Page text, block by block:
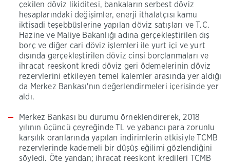
çekilen döviz likiditesi, bankaların serbest döviz
hesaplarındaki değişimler, enerji ithalatçısı kamu
iktisadi teşebbüslerine yapılan döviz satışları ve T.C.
Hazine ve Maliye Bakanlığı adına gerçekleştirilen dış
borç ve diğer cari döviz işlemleri ile yurt içi ve yurt
dışında gerçekleştirilen döviz cinsi borçlanmaları ve
ihracat reeskont kredi döviz geri ödemelerinin döviz
rezervlerini etkileyen temel kalemler arasında yer aldığı
da Merkez Bankası'nın değerlendirmeleri içerisinde yer
aldı.
Merkez Bankası bu durumu örneklendirerek, 2018
yılının üçüncü çeyreğinde TL ve yabancı para zorunlu
karşılık oranlarında yapılan indirimlerin etkisiyle TCMB
rezervlerinde kademeli bir düşüş eğilimi gözlendiğini
söyledi. Öte yandan; ihracat reeskont kredileri TCMB